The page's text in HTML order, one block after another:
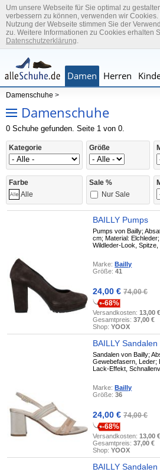
Um unsere Webseite für Sie optimal zu
verbessern zu können, verwenden wir
Nutzung der Webseite stimmen Sie der
zu. Weitere Informationen zu Cookies erhalten
Datenschutzerklärung.
Damen Herren
Damenschuhe >
Damenschuhe
0 Schuhe gefunden. Seite 1 von 0.
Kategorie Größe
Farbe
Alle
Sale %
Nur Sale
BAILLY Pumps
Pumps von Bailly;
cm; Material:
Wildleder-Look, Spitze,
Marke:Bailly
Größe:41
24,00 €74,00 €
-68%
Versandkosten:13,00 €
Gesamtpreis:37,00 €
Shop:YOOX
BAILLY Sandalen
Sandalen von Bailly;
Gewebefasern, Leder;
Lack-Effekt,
Marke:Bailly
Größe:36
24,00 €74,00 €
-68%
Versandkosten:13,00 €
Gesamtpreis:37,00 €
Shop:YOOX
BAILLY Sandalen